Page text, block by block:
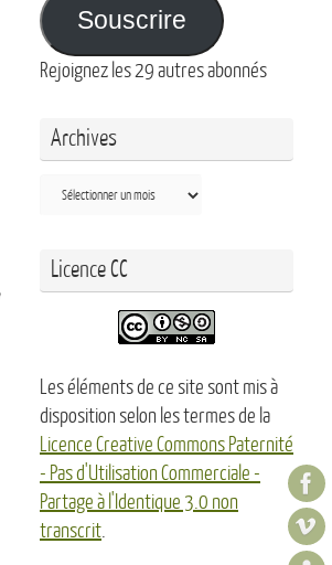
mail
Souscrire
Rejoignez les 29 autres abonnés
Archives
Archives
Licence CC
Les éléments de ce site sont mis à
disposition selon les termes de la
Licence Creative Commons Paternité
- Pas d'Utilisation Commerciale -
Partage à l'Identique 3.0 non
transcrit